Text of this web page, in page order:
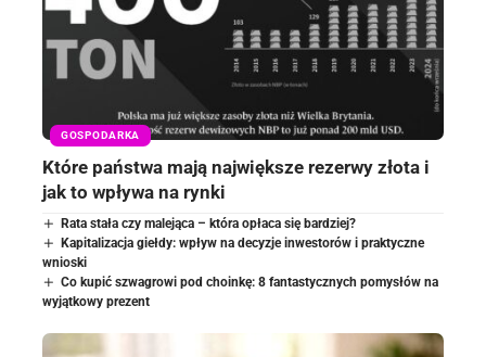
GOSPODARKA
Które państwa mają największe rezerwy złota i
jak to wpływa na rynki
Rata stała czy malejąca – która opłaca się bardziej?
Kapitalizacja giełdy: wpływ na decyzje inwestorów i praktyczne
wnioski
Co kupić szwagrowi pod choinkę: 8 fantastycznych pomysłów na
wyjątkowy prezent